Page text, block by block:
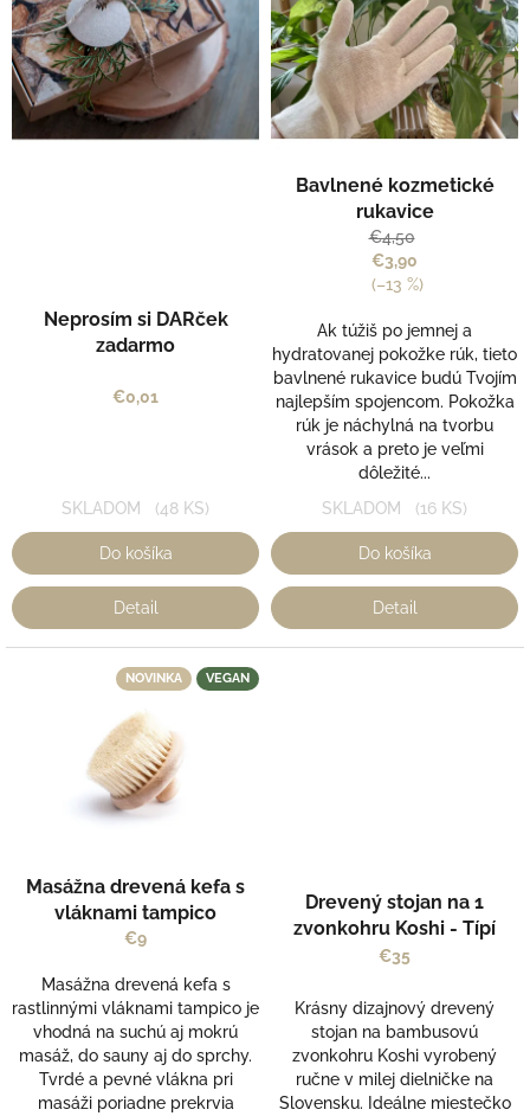
r
o
d
u
p
s
p
Neprosím si DARček
zadarmo
€0,01
SKLADOM (48 KS)
Do košíka
Detail
Bavlnené kozmetické
rukavice
€4,50
€3,90
(–13 %)
Ak túžiš po jemnej a
hydratovanej pokožke rúk, tieto
bavlnené rukavice budú Tvojím
najlepším spojencom. Pokožka
rúk je náchylná na tvorbu
vrások a preto je veľmi
dôležité...
SKLADOM (16 KS)
Do košíka
Detail
NOVINKA VEGAN
Masážna drevená kefa s
vláknami tampico
€9
Masážna drevená kefa s
rastlinnými vláknami tampico je
vhodná na suchú aj mokrú
masáž, do sauny aj do sprchy.
Tvrdé a pevné vlákna pri
masáži poriadne prekrvia
Drevený stojan na 1
zvonkohru Koshi - Típí
€35
Krásny dizajnový drevený
stojan na bambusovú
zvonkohru Koshi vyrobený
ručne v milej dielničke na
Slovensku. Ideálne miestečko